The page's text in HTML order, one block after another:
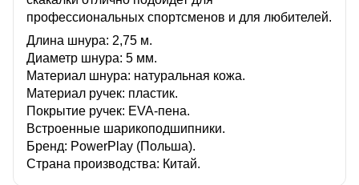
профессиональных спортсменов и для любителей.
Длина шнура: 2,75 м.
Диаметр шнура: 5 мм.
Материал шнура: натуральная кожа.
Материал ручек: пластик.
Покрытие ручек: EVA-пена.
Встроенные шарикоподшипники.
Бренд: PowerPlay (Польша).
Страна производства: Китай.